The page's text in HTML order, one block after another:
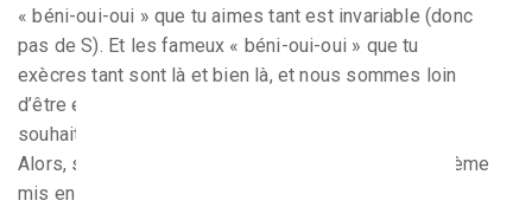
« béni-oui-oui » que tu aimes tant est invariable (donc
pas de S). Et les fameux « béni-oui-oui » que tu
exècres tant sont là et bien là, et nous sommes loin
d’être en « voie de disparition » comme tu me l’as
souhaité il y a quelques temps.
Alors, selon toi il suffit de faire confiance à un système
mis en place, à des personnes compétentes et qui